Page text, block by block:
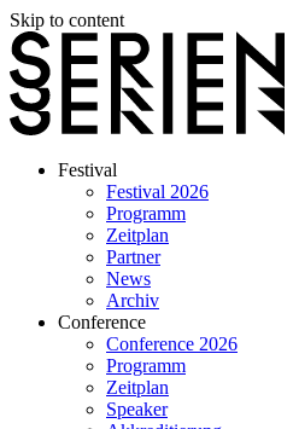
Skip to content
Festival
Festival 2026
Programm
Zeitplan
Partner
News
Archiv
Conference
Conference 2026
Programm
Zeitplan
Speaker